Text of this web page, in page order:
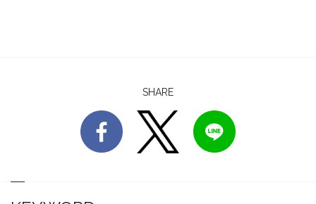
SHARE